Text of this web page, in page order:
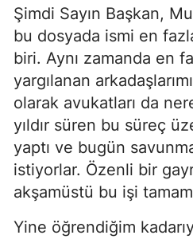
Şimdi Sayın Başkan,
bu dosyada ismi en
biri. Aynı zamanda en
yargılanan
olarak avukatları da
yıldır süren bu süreç
yaptı ve bugün
istiyorlar. Özenli bir
akşamüstü bu işi
Yine öğrendiğim